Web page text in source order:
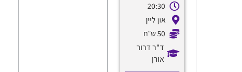
20:30
און ליין
50 ש״ח
ד"ר דרור
אורן